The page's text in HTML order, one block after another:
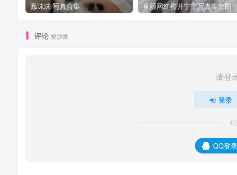
蠢沫沫 写真合集 童颜网红樱井宁宁写真集套图
评论 抢沙发
请登
登录
QQ登录